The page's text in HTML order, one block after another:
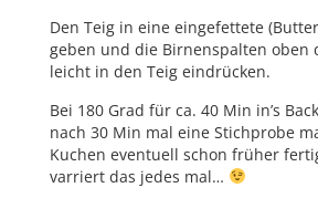
Den Teig in eine eingefettete
geben und die Birnenspalten oben
leicht in den Teig eindrücken.
Bei 180 Grad für ca. 40 Min in’s
nach 30 Min mal eine Stichprobe
Kuchen eventuell schon früher
varriert das jedes mal…